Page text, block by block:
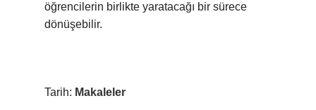
öğrencilerin birlikte yaratacağı bir sürece
dönüşebilir.
Tarih: Makaleler